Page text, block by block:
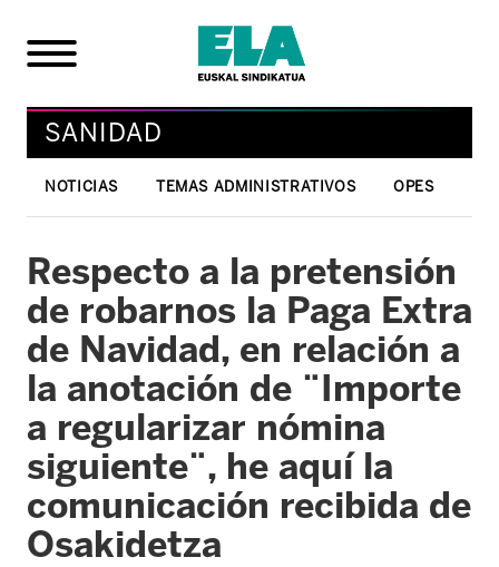
SANIDAD
NOTICIAS TEMAS ADMINISTRATIVOS OPES
Respecto a la pretensión
de robarnos la Paga Extra
de Navidad, en relación a
la anotación de ¨Importe
a regularizar nómina
siguiente¨, he aquí la
comunicación recibida de
Osakidetza